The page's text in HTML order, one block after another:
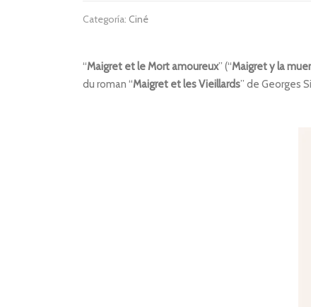
Categoría: Ciné
“Maigret et le Mort amoureux” (“Maigret y la
du roman “Maigret et les Vieillards” de Georges